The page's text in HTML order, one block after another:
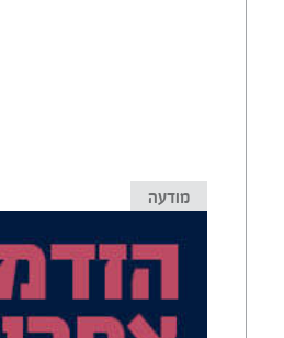
מודעה